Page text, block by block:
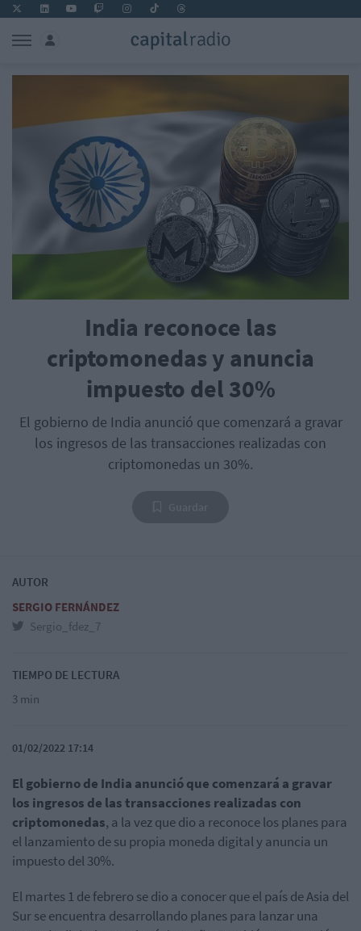
India reconoce las
criptomonedas y anuncia
impuesto del 30%
El gobierno de India anunció que comenzará a gravar
los ingresos de las transacciones realizadas con
criptomonedas un 30%.
AUTOR
SERGIO FERNÁNDEZ
Sergio_fdez_7
TIEMPO DE LECTURA
3 min
01/02/2022 17:14
El gobierno de India anunció que comenzará a gravar
los ingresos de las transacciones realizadas con
criptomonedas, a la vez que dio a reconoce los planes para
el lanzamiento de su propia moneda digital y anuncia un
impuesto del 30%.
El martes 1 de febrero se dio a conocer que el país de Asia del
Sur se encuentra desarrollando planes para lanzar una